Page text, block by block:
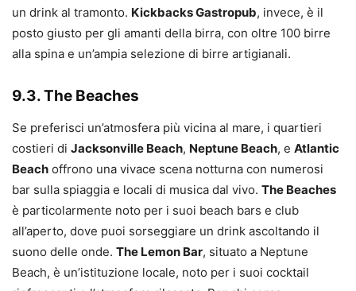
un drink al tramonto. Kickbacks Gastropub, invece, è il
posto giusto per gli amanti della birra, con oltre 100 birre
alla spina e un’ampia selezione di birre artigianali.
9.3. The Beaches
Se preferisci un’atmosfera più vicina al mare, i quartieri
costieri di Jacksonville Beach, Neptune Beach, e Atlantic
Beach offrono una vivace scena notturna con numerosi
bar sulla spiaggia e locali di musica dal vivo. The Beaches
è particolarmente noto per i suoi beach bars e club
all’aperto, dove puoi sorseggiare un drink ascoltando il
suono delle onde. The Lemon Bar, situato a Neptune
Beach, è un’istituzione locale, noto per i suoi cocktail